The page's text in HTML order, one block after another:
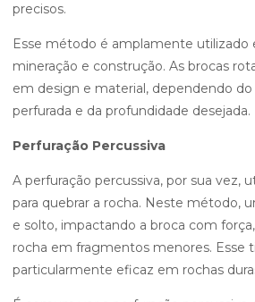
precisos.
Esse método é amplamente utilizado
mineração e construção. As brocas
em design e material, dependendo
perfurada e da profundidade desejada.
Perfuração Percussiva
A perfuração percussiva, por sua vez,
para quebrar a rocha. Neste método,
e solto, impactando a broca com
rocha em fragmentos menores. Esse
particularmente eficaz em rochas